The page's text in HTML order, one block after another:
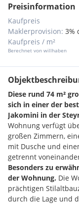
Preisinformation
Kaufpreis
Maklerprovision: 3%
Kaufpreis / m²
Berechnet von willhaben
Diese rund 74 m²
sich in einer der
Jakomini in der
Wohnung verfügt
großen Zimmern,
mit Dusche und
getrennt
Besonders zu
der Wohnung. Die
prächtigen
durch die Lage und